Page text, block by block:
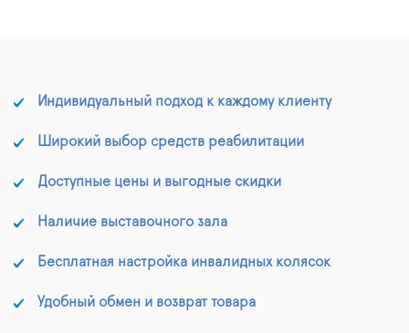
Индивидуальный подход к каждому клиенту
Широкий выбор средств реабилитации
Доступные цены и выгодные скидки
Наличие выставочного зала
Бесплатная настройка инвалидных колясок
Удобный обмен и возврат товара